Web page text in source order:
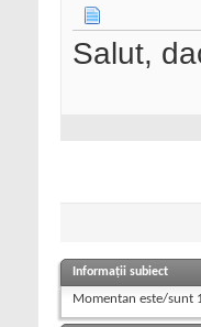
Salut,
Informații subiect
Momentan este/sunt